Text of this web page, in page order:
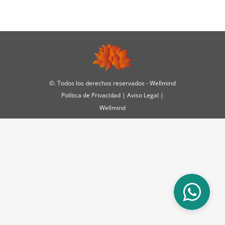
©. Todos los derechos reservados - Wellmind
Política de Privacidad | Aviso Legal |
Wellmind